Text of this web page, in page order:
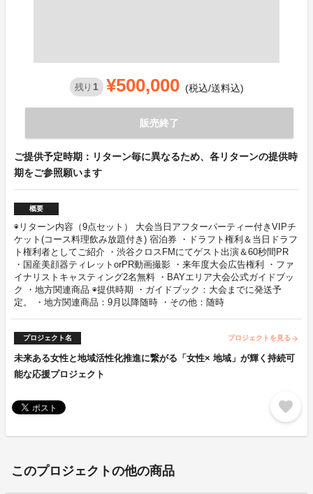
残り 1 ¥500,000 (税込/送料込)
販売終了
ご提供予定時期：リターン毎に異なるため、各リターンの提供時
期をご参照願います
概要
◉リターン内容（9点セット） 大会当日アフターパーティー付きVIPチ
ケット(コース料理飲み放題付き) 宿泊券 ・ドラフト権利＆当日ドラフ
ト権利者としてご紹介 ・渋谷クロスFMにてゲスト出演＆60秒間PR
・国産美顔器ティレットorPR動画撮影 ・来年度大会広告権利 ・ファ
イナリストキャスティング2名無料 ・BAYエリア大会公式ガイドブッ
ク ・地方関連商品 ◉提供時期 ・ガイドブック：大会までに発送予
定。 ・地方関連商品：9月以降随時 ・その他：随時
プロジェクト名 プロジェクトを見る arrow_forward
未来ある女性と地域活性化推進に繋がる「女性× 地域」が輝く持続可
能な応援プロジェクト
favorite
このプロジェクトの他の商品